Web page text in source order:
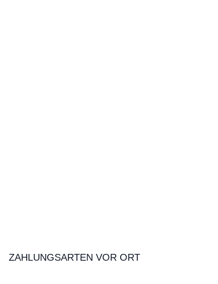
ZAHLUNGSARTEN VOR ORT